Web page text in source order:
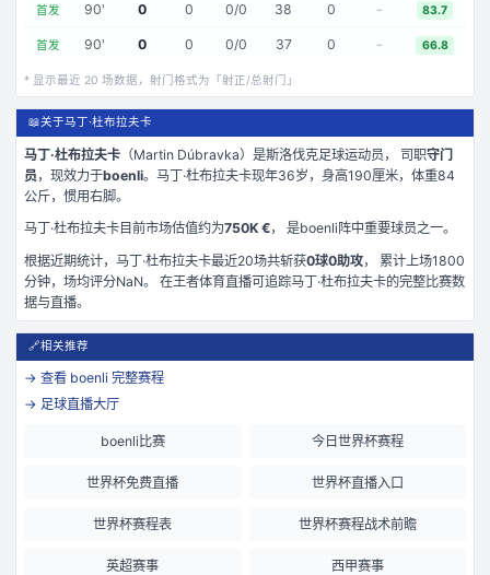
首发 90' 0 0 0/0 38 0 - 83.7
首发 90' 0 0 0/0 37 0 - 66.8
* 显示最近 20 场数据，射门格式为「射正/总射门」
📖关于马丁·杜布拉夫卡
马丁·杜布拉夫卡 （Martin Dúbravka）是斯洛伐克足球运动员， 司职守门
员 ，现效力于boenli。 马丁·杜布拉夫卡现年36岁 ，身高190厘米，体重84
公斤，惯用右脚。
马丁·杜布拉夫卡目前市场估值约为750K €， 是boenli 阵中重要球员之一。
根据近期统计， 马丁·杜布拉夫卡最近20场共斩获0球0助攻， 累计上场1800
分钟，场均评分NaN。 在王者体育直播可追踪马丁·杜布拉夫卡的完整比赛数
据与直播。
🔗相关推荐
→ 查看 boenli 完整赛程
→ 足球直播大厅
boenli比赛 今日世界杯赛程
世界杯免费直播 世界杯直播入口
世界杯赛程表 世界杯赛程战术前瞻
英超赛事 西甲赛事